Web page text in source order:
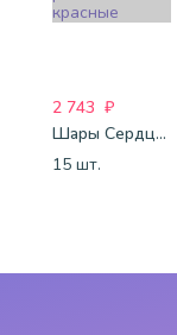
2 743 ₽
Шары Сердца бело-розово-красные
15 шт.